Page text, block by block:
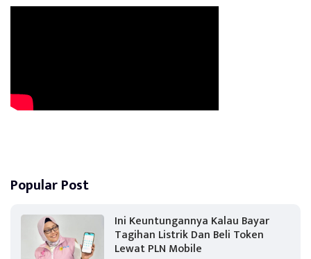
Popular Post
Ini Keuntungannya Kalau Bayar
Tagihan Listrik Dan Beli Token
Lewat PLN Mobile